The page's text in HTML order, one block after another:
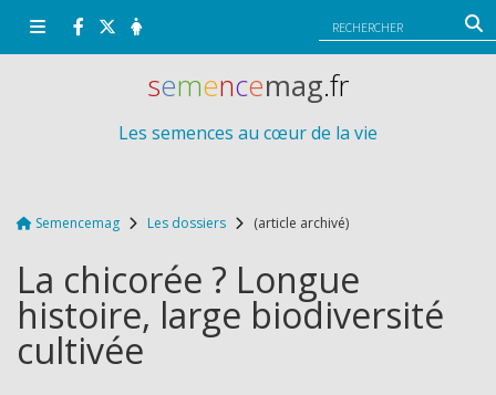
Semencemag Les dossiers (article archivé)
La chicorée ? Longue
histoire, large biodiversité
cultivée
semencemag.fr
Les semences au cœur de la vie
Panneau de gestion des cookies